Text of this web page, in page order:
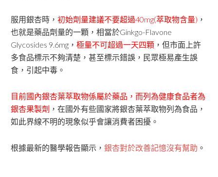
服用銀杏時，初始劑量建議不要超過40mg(萃取物含量) ，
也就是藥品劑量的一顆，相當於Ginkgo-Flavone
Glycosides 9.6mg，極量不可超過一天四顆 ，但市面上許
多食品標示不夠清楚，甚至標示錯誤，民眾極易產生誤
食，引起中毒。
目前國內銀杏葉萃取物係屬於藥品，而列為健康食品者為
銀杏果製劑 ，在國外有些國家將銀杏葉萃取物列為食品，
如此界線不明的現象似乎會讓消費者困擾。
根據最新的醫學報告顯示，銀杏對於改善記憶沒有幫助 。